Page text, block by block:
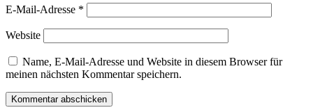
E-Mail-Adresse *
Website
Name, E-Mail-Adresse und Website in diesem Browser für
meinen nächsten Kommentar speichern.